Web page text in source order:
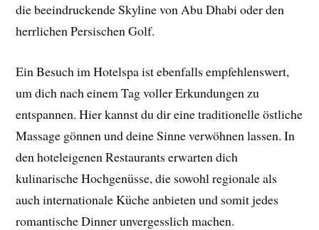
die beeindruckende Skyline von Abu Dhabi oder den
herrlichen Persischen Golf.
Ein Besuch im Hotelspa ist ebenfalls empfehlenswert,
um dich nach einem Tag voller Erkundungen zu
entspannen. Hier kannst du dir eine traditionelle östliche
Massage gönnen und deine Sinne verwöhnen lassen. In
den hoteleigenen Restaurants erwarten dich
kulinarische Hochgenüsse, die sowohl regionale als
auch internationale Küche anbieten und somit jedes
romantische Dinner unvergesslich machen.